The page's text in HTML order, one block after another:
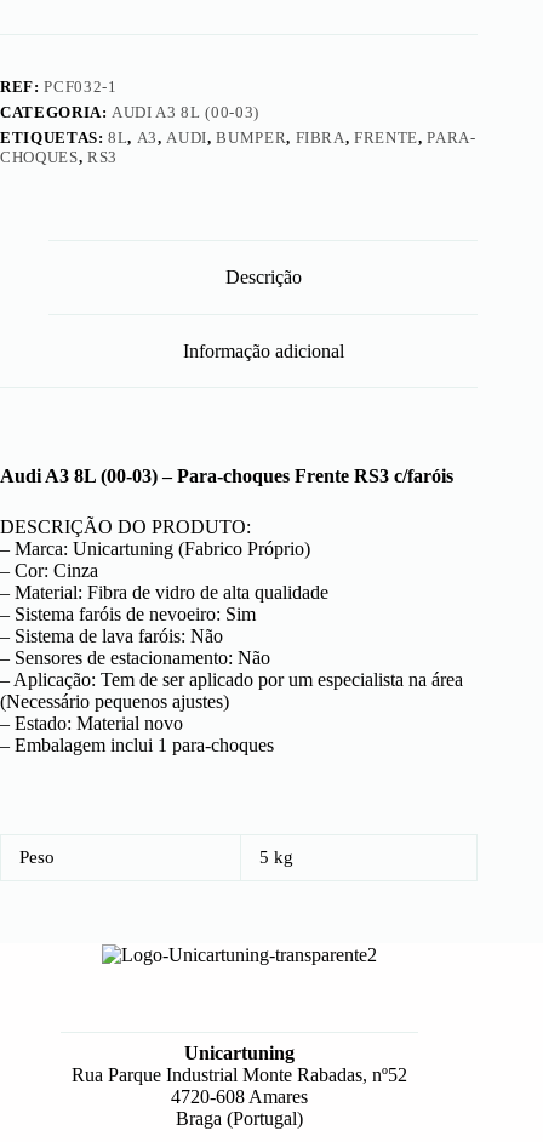
R
S
REF:PCF032-1
CATEGORIA:AUDI A3 8L (00-03)
ETIQUETAS:8L, A3,AUDI,BUMPER, FIBRA,FRENTE,PARA-
CHOQUES, RS3
Descrição
Informação adicional
Audi A3 8L (00-03) – Para-choques Frente RS3 c/faróis
DESCRIÇÃO DO PRODUTO:
– Marca: Unicartuning (Fabrico Próprio)
– Cor: Cinza
– Material: Fibra de vidro de alta qualidade
– Sistema faróis de nevoeiro: Sim
– Sistema de lava faróis: Não
– Sensores de estacionamento: Não
– Aplicação: Tem de ser aplicado por um especialista na área
(Necessário pequenos ajustes)
– Estado: Material novo
– Embalagem inclui 1 para-choques
Peso 5 kg
Unicartuning
Rua Parque Industrial Monte Rabadas, nº52
4720-608 Amares
Braga (Portugal)